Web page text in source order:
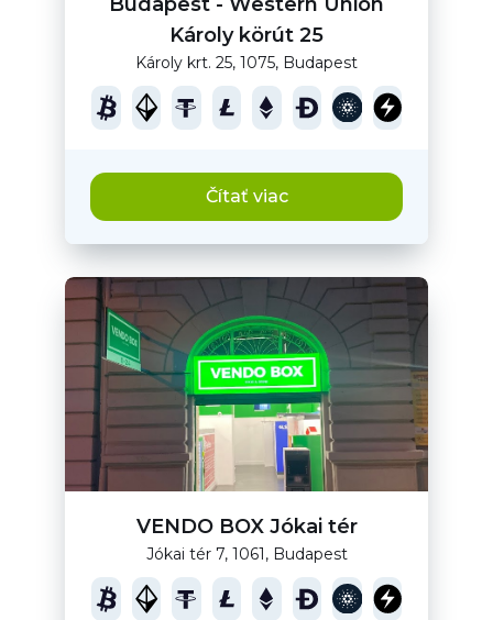
Károly körút 25
Károly krt. 25, 1075, Budapest
Čítať viac
VENDO BOX Jókai tér
Jókai tér 7, 1061, Budapest